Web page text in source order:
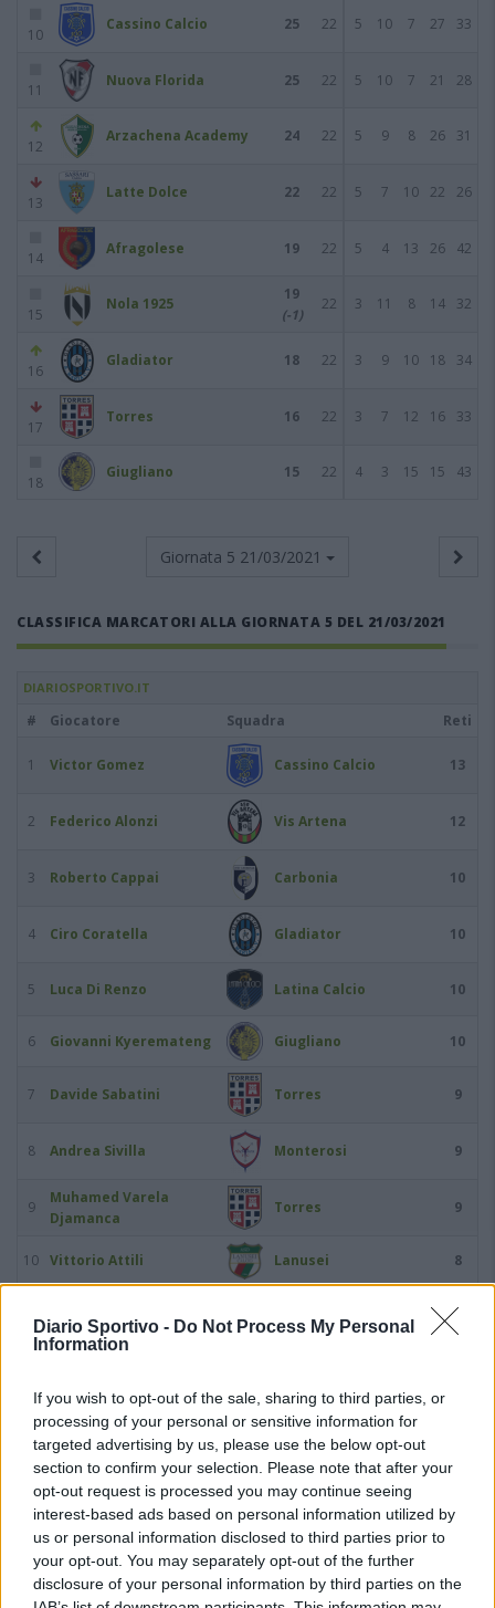
Diario Sportivo - Do Not Process My Personal
Information
If you wish to opt-out of the sale, sharing to third parties, or
processing of your personal or sensitive information for
targeted advertising by us, please use the below opt-out
section to confirm your selection. Please note that after your
opt-out request is processed you may continue seeing
interest-based ads based on personal information utilized by
us or personal information disclosed to third parties prior to
your opt-out. You may separately opt-out of the further
disclosure of your personal information by third parties on the
10
Cassino Calcio 25 22 5 10 7 27 33
11
Nuova Florida 25 22 5 10 7 21 28
12
Arzachena Academy 24 22 5 9 8 26 31
13
Latte Dolce 22 22 5 7 10 22 26
14
Afragolese 19 22 5 4 13 26 42
15
Nola 1925
19
(-1)
22 3 11 8 14 32
16
Gladiator 18 22 3 9 10 18 34
17
Torres 16 22 3 7 12 16 33
18
Giugliano 15 22 4 3 15 15 43
Giornata 5 21/03/2021
CLASSIFICA MARCATORI ALLA GIORNATA 5 DEL 21/03/2021
DIARIOSPORTIVO.IT
# Giocatore Squadra Reti
1 Victor Gomez Cassino Calcio 13
2 Federico Alonzi Vis Artena 12
3 Roberto Cappai Carbonia 10
4 Ciro Coratella Gladiator 10
5 Luca Di Renzo Latina Calcio 10
6 Giovanni Kyeremateng Giugliano 10
7 Davide Sabatini Torres 9
8 Andrea Sivilla Monterosi 9
9
Muhamed Varela
Djamanca
Torres 9
10 Vittorio Attili Lanusei 8
8
13 Luigi Scotto Torres
Domenico Vitiello Cassino Calcio
15 Jonatan Alessandro Latina Calcio
16 Andrea Costantini Monterosi 7